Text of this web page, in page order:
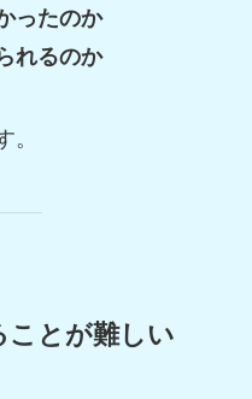
ったのか
れるのか
。
ことが難しい